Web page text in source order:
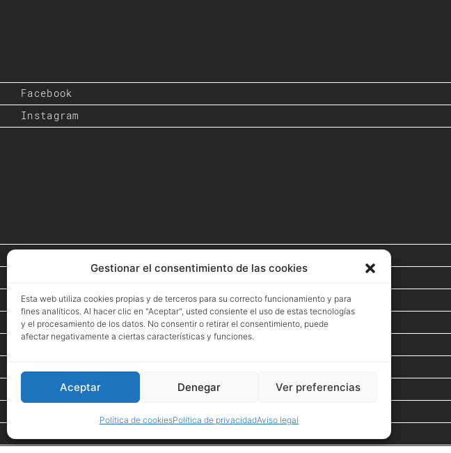
Gestionar el consentimiento de las cookies
Esta web utiliza cookies propias y de terceros para su correcto funcionamiento y para
fines analíticos. Al hacer clic en "Aceptar", usted consiente el uso de estas tecnologías
y el procesamiento de los datos. No consentir o retirar el consentimiento, puede
afectar negativamente a ciertas características y funciones.
Aceptar Denegar Ver preferencias
Política de cookiesPolítica de privacidadAviso legal
Facebook
Instagram
Espacio de Arte
Eventos
Inspiración